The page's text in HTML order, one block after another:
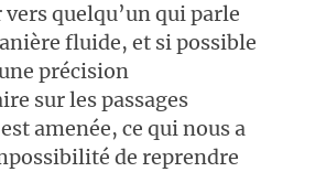
quelqu’un qui parle
fluide, et si possible
précision
sur les passages
amenée, ce qui nous a
de reprendre